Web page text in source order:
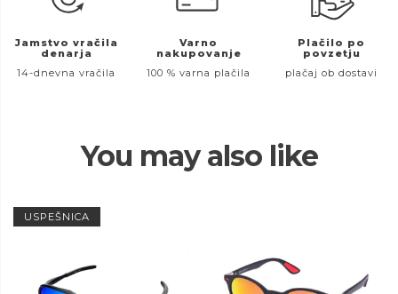
Jamstvo vračila
denarja
14-dnevna vračila
Varno
nakupovanje
100 % varna plačila
Plačilo po
povzetju
plačaj ob dostavi
You may also like
USPEŠNICA